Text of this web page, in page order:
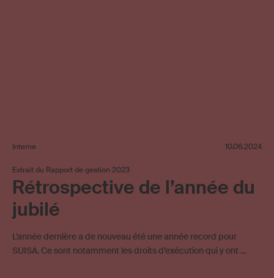
Interne 10.06.2024
Extrait du Rapport de gestion 2023
Rétrospective de l’année du
jubilé
L’année dernière a de nouveau été une année record pour
SUISA. Ce sont notamment les droits d’exécution qui y ont …